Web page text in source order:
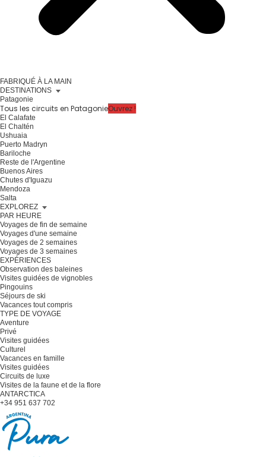
FABRIQUÉ À LA MAIN
DESTINATIONS
Patagonie
Tous les circuits en PatagonieOuvrez !
El Calafate
El Chaltén
Ushuaia
Puerto Madryn
Bariloche
Reste de l'Argentine
Buenos Aires
Chutes d'Iguazu
Mendoza
Salta
EXPLOREZ
PAR HEURE
Voyages de fin de semaine
Voyages d'une semaine
Voyages de 2 semaines
Voyages de 3 semaines
EXPÉRIENCES
Observation des baleines
Visites guidées de vignobles
Pingouins
Séjours de ski
Vacances tout compris
TYPE DE VOYAGE
Aventure
Privé
Visites guidées
Culturel
Vacances en famille
Visites guidées
Circuits de luxe
Visites de la faune et de la flore
ANTARCTICA
+34 951 637 702